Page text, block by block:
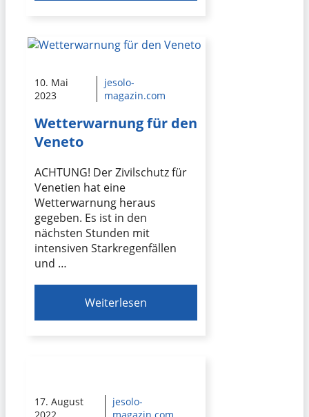
10. Mai
2023
jesolo-
magazin.com
Wetterwarnung für den
Veneto
ACHTUNG! Der Zivilschutz für
Venetien hat eine
Wetterwarnung heraus
gegeben. Es ist in den
nächsten Stunden mit
intensiven Starkregenfällen
und …
Weiterlesen
17. August
jesolo-